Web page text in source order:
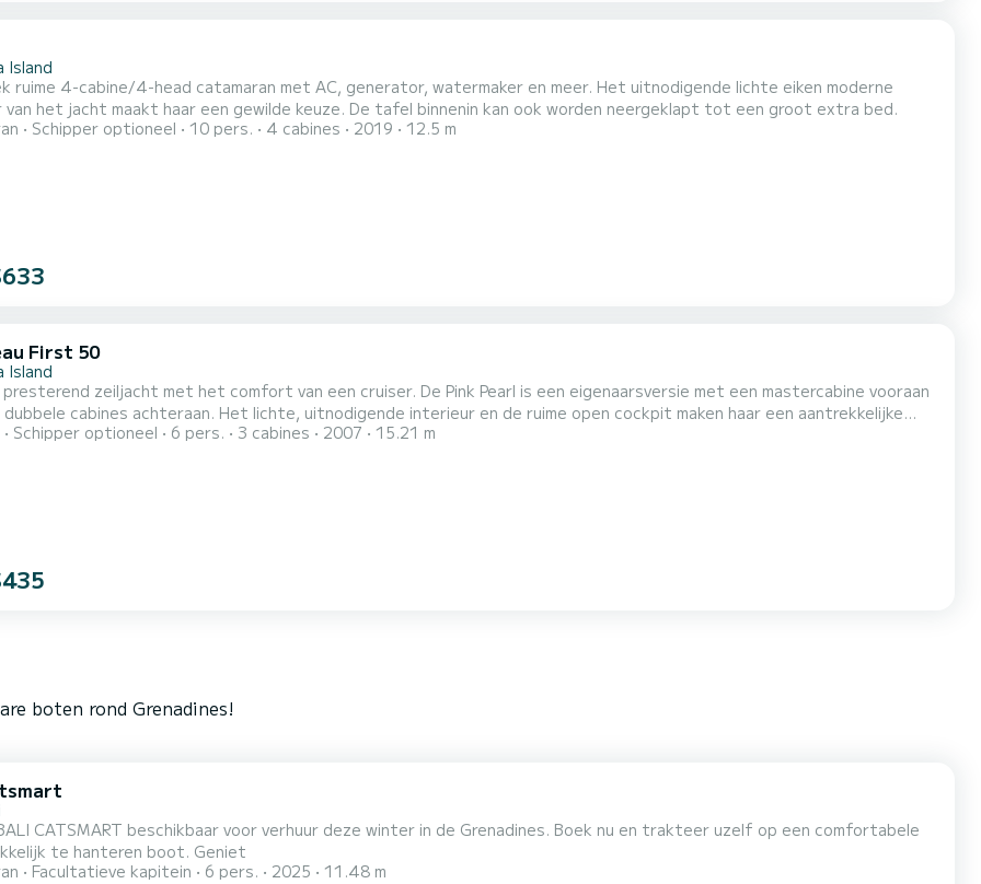
Island
ruime 4-cabine/4-head catamaran met AC, generator, watermaker en meer. Het uitnodigende lichte eiken moderne
van het jacht maakt haar een gewilde keuze. De tafel binnenin kan ook worden neergeklapt tot een groot extra bed.
Schipper optioneel 10 pers. 4 cabines 2019 12.5 m
First 50
Island
presterend zeiljacht met het comfort van een cruiser. De Pink Pearl is een eigenaarsversie met een mastercabine vooraan
cabines achteraan. Het lichte, uitnodigende interieur en de ruime open cockpit maken haar een aantrekkelijke
Schipper optioneel 6 pers. 3 cabines 2007 15.21 m
boten rond Grenadines!
beschikbaar voor verhuur deze winter in de Grenadines. Boek nu en trakteer uzelf op een comfortabele
te hanteren boot. Geniet
Facultatieve kapitein 6 pers. 2025 11.48 m